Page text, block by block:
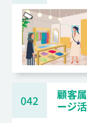
042
顧客
ージ